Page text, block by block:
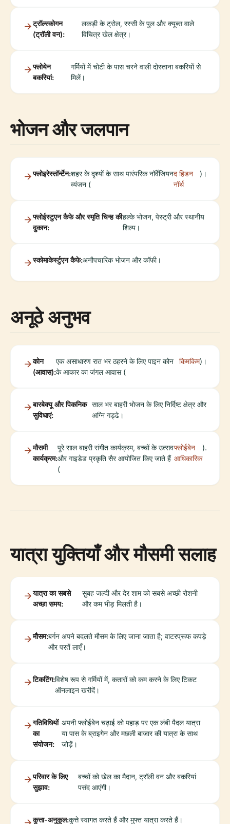
ट्रॉल्स्कोगन
(ट्रॉली वन):
लकड़ी के ट्रोल, रस्सी के पुल और क्यूब्स वाले
विचित्र खेल क्षेत्र।
फ्लोयेन
बकरियां:
गर्मियों में चोटी के पास चरने वाली दोस्ताना बकरियों से
मिलें।
भोजन और जलपान
फ्लोइरेस्तॉर्न्टेन:शहर के दृश्यों के साथ पारंपरिक नॉर्वेजियन
व्यंजन (
द हिडन
नॉर्थ
)।
फ्लोईस्टुएन कैफे और स्मृति चिन्ह की
दुकान:
हल्के भोजन, पेस्ट्री और स्थानीय
शिल्प।
स्कोमाकेर्स्टुएन कैफे:अनौपचारिक भोजन और कॉफी।
अनूठे अनुभव
कोन
(आवास):
एक असाधारण रात भर ठहरने के लिए पाइन कोन
के आकार का जंगल आवास (
किमकिम)।
बारबेक्यू और पिकनिक
सुविधाएं:
साल भर बाहरी भोजन के लिए निर्दिष्ट क्षेत्र और
अग्नि गड्ढे।
मौसमी
कार्यक्रम:
पूरे साल बाहरी संगीत कार्यक्रम, बच्चों के उत्सव
और गाइडेड प्रकृति सैर आयोजित किए जाते हैं
(
फ्लोईबेन
आधिकारिक
).
यात्रा युक्तियाँ और मौसमी सलाह
यात्रा का सबसे
अच्छा समय:
सुबह जल्दी और देर शाम को सबसे अच्छी रोशनी
और कम भीड़ मिलती है।
मौसम:बर्गन अपने बदलते मौसम के लिए जाना जाता है; वाटरप्रूफ कपड़े
और परतें लाएँ।
टिकटिंग:विशेष रूप से गर्मियों में, कतारों को कम करने के लिए टिकट
ऑनलाइन खरीदें।
गतिविधियों
का
संयोजन:
अपनी फ्लोईबेन चढ़ाई को पहाड़ पर एक लंबी पैदल यात्रा
या पास के ब्राइगेन और मछली बाजार की यात्रा के साथ
जोड़ें।
परिवार के लिए
सुझाव:
बच्चों को खेल का मैदान, ट्रॉली वन और बकरियां
पसंद आएंगी।
कुत्ता-अनुकूल:कुत्ते स्वागत करते हैं और मुफ्त यात्रा करते हैं।